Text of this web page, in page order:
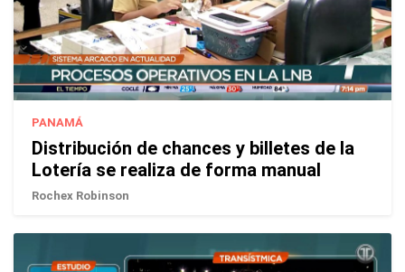
PANAMÁ
Distribución de chances y billetes de la
Lotería se realiza de forma manual
Rochex Robinson